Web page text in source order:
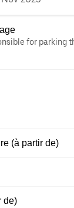
for parking
(à partir de)
de)